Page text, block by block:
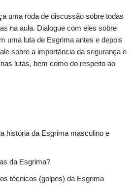
uma roda de discussão sobre todas
na aula. Dialogue com eles sobre
uma luta de Esgrima antes e depois
sobre a importância da segurança e
lutas, bem como do respeito ao
história da Esgrima masculino e
da Esgrima?
técnicos (golpes) da Esgrima